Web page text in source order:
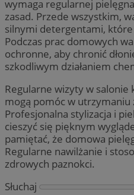
wymaga regularnej
zasad. Przede wszystkim,
silnymi detergentami, które
Podczas prac domowych
ochronne, aby chronić
szkodliwym działaniem
Regularne wizyty w
mogą pomóc w utrzymaniu
Profesjonalna stylizacja i
cieszyć się pięknym
pamiętać, że domowa
Regularne nawilżanie i
zdrowych paznokci.
Słuchaj